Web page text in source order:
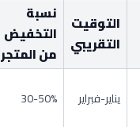
التوقيت
التقريبي
نسبة
التخفيض
من المتجر
يناير-فبراير 30-50%